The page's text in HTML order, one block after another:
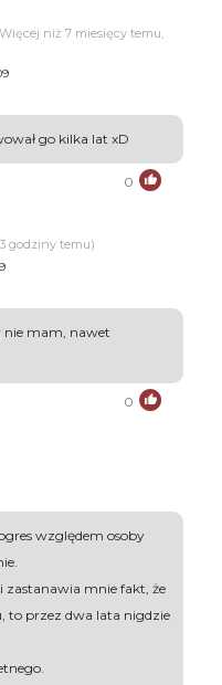
niż 7 miesięcy temu,
go kilka lat xD
0
godziny temu)
nie mam, nawet
0
względem osoby
zastanawia mnie fakt, że
to przez dwa lata nigdzie